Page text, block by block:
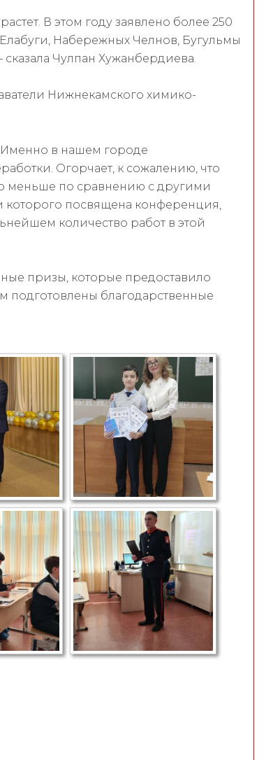
В этом году заявлено более 250
Набережных Челнов, Бугульмы
Чулпан Хужанбердиева.
Нижнекамского химико-
Именно в нашем городе
Огорчает, к сожалению, что
меньше по сравнению с другими
посвящена конференция,
количество работ в этой
призы, которые предоставило
подготовлены благодарственные